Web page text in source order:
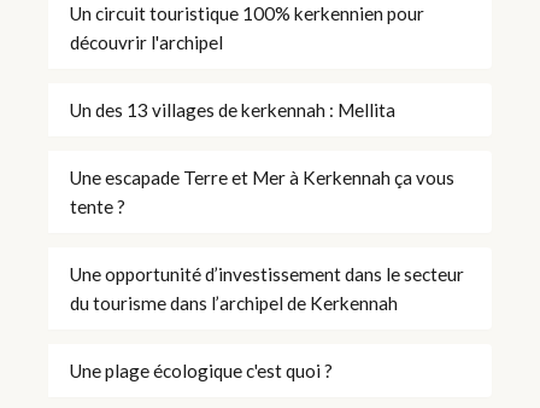
Un circuit touristique 100% kerkennien pour
découvrir l'archipel
Un des 13 villages de kerkennah : Mellita
Une escapade Terre et Mer à Kerkennah ça vous
tente ?
Une opportunité d’investissement dans le secteur
du tourisme dans l’archipel de Kerkennah
Une plage écologique c'est quoi ?